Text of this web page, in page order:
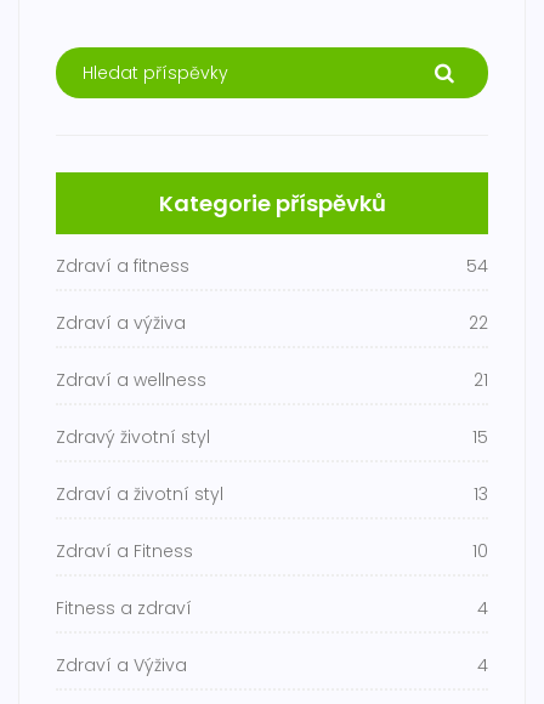
Kategorie příspěvků
Zdraví a fitness 54
Zdraví a výživa 22
Zdraví a wellness 21
Zdravý životní styl 15
Zdraví a životní styl 13
Zdraví a Fitness 10
Fitness a zdraví 4
Zdraví a Výživa 4